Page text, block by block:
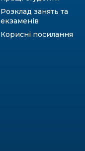
Розклад занять та
екзаменів
Корисні посилання